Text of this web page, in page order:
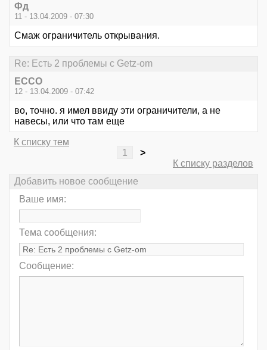
Фд
11 - 13.04.2009 - 07:30
Смаж ограничитель открывания.
Re: Есть 2 проблемы с Getz-om
ECCO
12 - 13.04.2009 - 07:42
во, точно. я имел ввиду эти ограничители, а не
навесы, или что там еще
К списку тем
1
>
К списку разделов
Добавить новое сообщение
Ваше имя:
Тема сообщения:
Сообщение: